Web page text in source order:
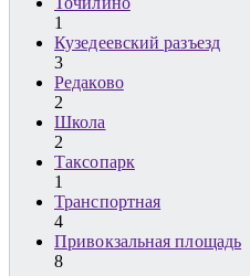
1
Кузедеевский разъезд
3
Редаково
2
Школа
2
Таксопарк
1
Транспортная
4
Привокзальная площадь
8